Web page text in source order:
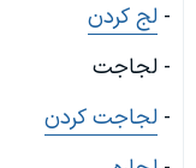
- لج کردن
- لجاجت
- لجاجت کردن